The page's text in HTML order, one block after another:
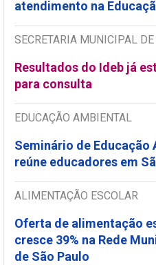
atendimento na
SECRETARIA MUNICIPAL DE
Resultados do Ideb já
para consulta
EDUCAÇÃO AMBIENTAL
Seminário de Educação
reúne educadores em
ALIMENTAÇÃO ESCOLAR
Oferta de alimentação
cresce 39% na Rede
de São Paulo